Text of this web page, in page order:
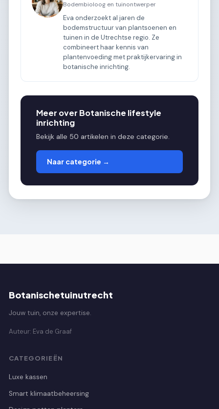
Bodembioloog en tuinontwerper
Eva onderzoekt al jaren de
bodemstructuur van plantsoenen en
tuinen in de Utrechtse regio. Ze
combineert haar kennis van
plantenvoeding met praktijkervaring in
botanische inrichting.
Meer over Botanische lifestyle
inrichting
Bekijk alle 50 artikelen in deze categorie.
Naar categorie →
Botanischetuinutrecht
Jouw tuin, onze expertise.
Auteur: Eva de Graaf
CATEGORIEËN
Luxe kassen
Smart klimaatbeheersing